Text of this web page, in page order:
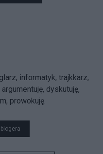
informatyk, trajkkarz,
dyskutuję,
prowokuję.